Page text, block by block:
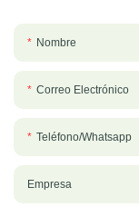
Nombre
Correo Electrónico
Teléfono/whatsapp
Empresa